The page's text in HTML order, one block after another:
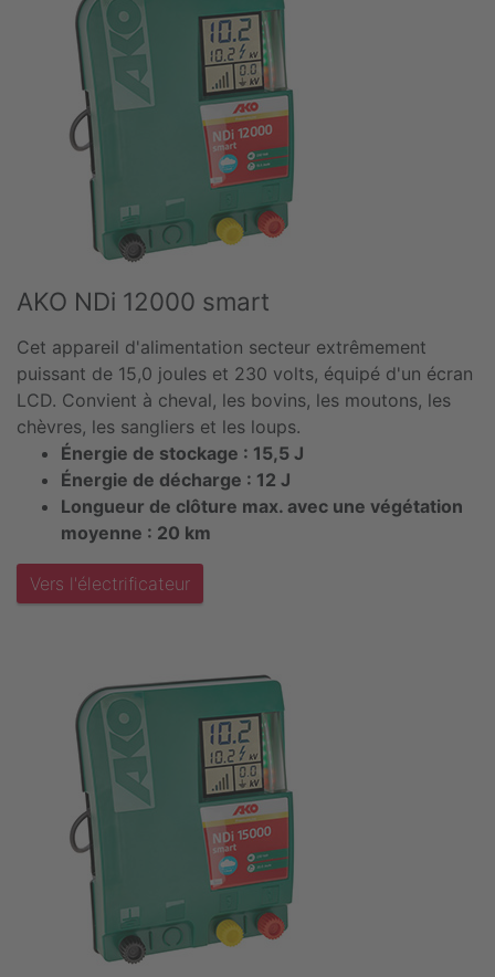
AKO NDi 12000 smart
Cet appareil d'alimentation secteur extrêmement
puissant de 15,0 joules et 230 volts, équipé d'un écran
LCD. Convient à cheval, les bovins, les moutons, les
chèvres, les sangliers et les loups.
Énergie de stockage : 15,5 J
Énergie de décharge : 12 J
Longueur de clôture max. avec une végétation
moyenne : 20 km
Vers l'électrificateur